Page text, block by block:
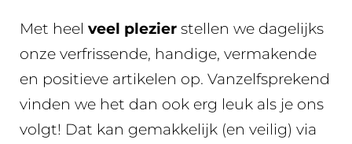
Met heel veel plezier stellen we dagelijks
onze verfrissende, handige, vermakende
en positieve artikelen op. Vanzelfsprekend
vinden we het dan ook erg leuk als je ons
volgt! Dat kan gemakkelijk (en veilig) via